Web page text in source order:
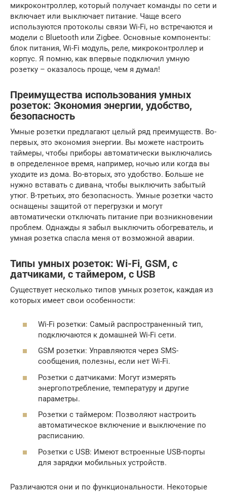
микроконтроллер, который получает команды по сети и
включает или выключает питание. Чаще всего
используются протоколы связи Wi-Fi, но встречаются и
модели с Bluetooth или Zigbee. Основные компоненты:
блок питания, Wi-Fi модуль, реле, микроконтроллер и
корпус. Я помню, как впервые подключил умную
розетку – оказалось проще, чем я думал!
Преимущества использования умных
розеток: Экономия энергии, удобство,
безопасность
Умные розетки предлагают целый ряд преимуществ. Во-
первых, это экономия энергии. Вы можете настроить
таймеры, чтобы приборы автоматически выключались
в определенное время, например, ночью или когда вы
уходите из дома. Во-вторых, это удобство. Больше не
нужно вставать с дивана, чтобы выключить забытый
утюг. В-третьих, это безопасность. Умные розетки часто
оснащены защитой от перегрузки и могут
автоматически отключать питание при возникновении
проблем. Однажды я забыл выключить обогреватель, и
умная розетка спасла меня от возможной аварии.
Типы умных розеток: Wi-Fi, GSM, с
датчиками, с таймером, с USB
Существует несколько типов умных розеток, каждая из
которых имеет свои особенности:
Wi-Fi розетки: Самый распространенный тип,
подключаются к домашней Wi-Fi сети.
GSM розетки: Управляются через SMS-
сообщения, полезны, если нет Wi-Fi.
Розетки с датчиками: Могут измерять
энергопотребление, температуру и другие
параметры.
Розетки с таймером: Позволяют настроить
автоматическое включение и выключение по
расписанию.
Розетки с USB: Имеют встроенные USB-порты
для зарядки мобильных устройств.
Различаются они и по функциональности. Некоторые